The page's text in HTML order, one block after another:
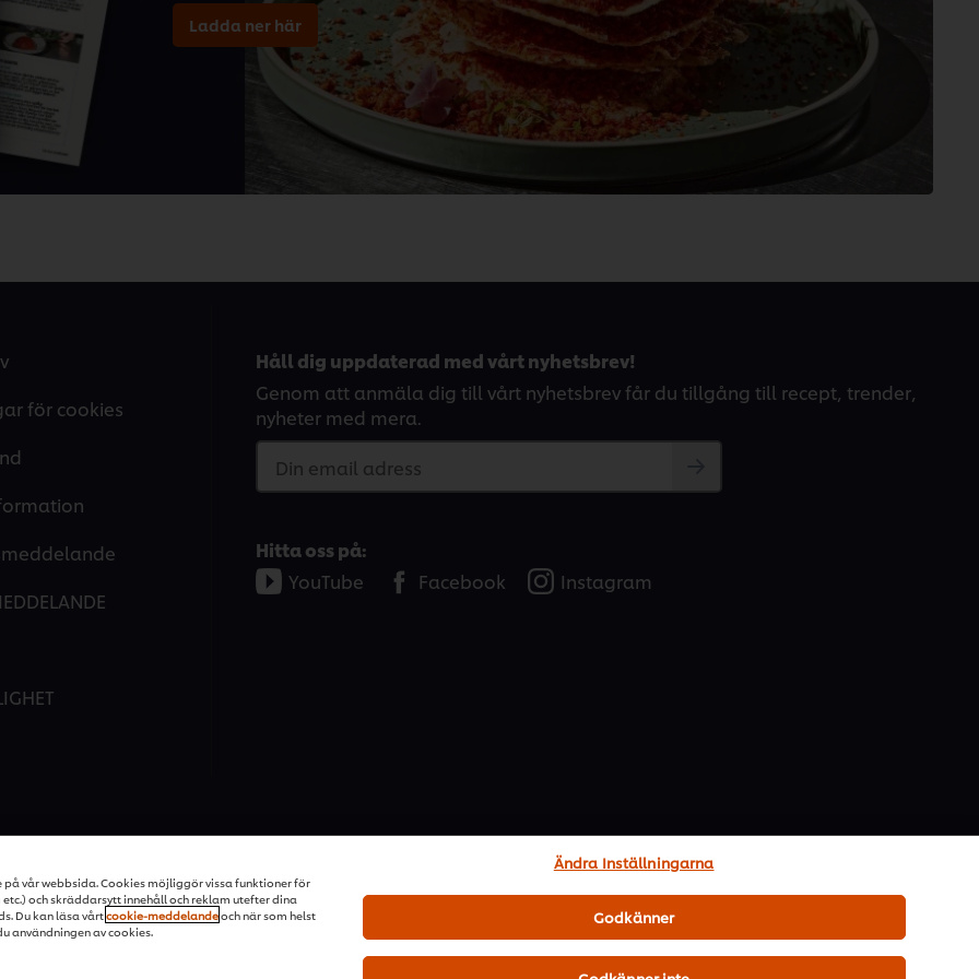
Ladda ner här
för cookies
Håll dig uppdaterad med vårt nyhetsbrev!
Genom att anmäla dig till vårt nyhetsbrev får du tillgång till recept, trender,
nyheter med mera.
Din email adress
Hitta oss på:
YouTube
Facebook Instagram
vår webbsida. Cookies möjliggör vissa funktioner för
och skräddarsytt innehåll och reklam utefter dina
Du kan läsa vårtcookie-meddelandeoch när som helst
användningen av cookies.
Ändra Inställningarna
Godkänner